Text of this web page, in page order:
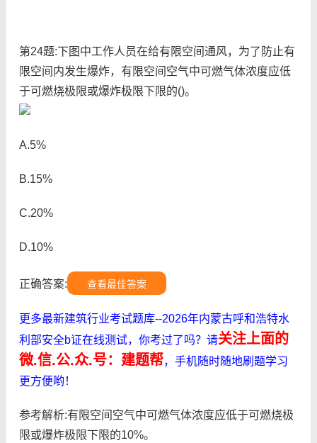
第24题:下图中工作人员在给有限空间通风，为了防止有
限空间内发生爆炸，有限空间空气中可燃气体浓度应低
于可燃烧极限或爆炸极限下限的()。
A.5%
B.15%
C.20%
D.10%
正确答案: 查看最佳答案
更多最新建筑行业考试题库--2026年内蒙古呼和浩特水
利部安全b证在线测试，你考过了吗？请关注上面的
微.信.公.众.号：建题帮，手机随时随地刷题学习
更方便哟！
参考解析:有限空间空气中可燃气体浓度应低于可燃烧极
限或爆炸极限下限的10%。